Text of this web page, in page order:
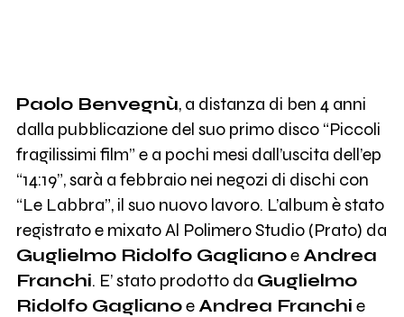
Paolo Benvegnù, a distanza di ben 4 anni
dalla pubblicazione del suo primo disco “Piccoli
fragilissimi film” e a pochi mesi dall’uscita dell’ep
“14:19”, sarà a febbraio nei negozi di dischi con
“Le Labbra”, il suo nuovo lavoro. L’album è stato
registrato e mixato Al Polimero Studio (Prato) da
Guglielmo Ridolfo Gaglianoe Andrea
Franchi. E’ stato prodotto da Guglielmo
Ridolfo Gaglianoe Andrea Franchi e